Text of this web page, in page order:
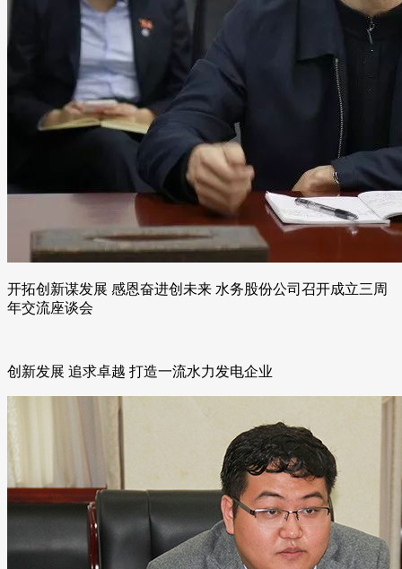
开拓创新谋发展 感恩奋进创未来 水务股份公司召开成立三周
年交流座谈会
创新发展 追求卓越 打造一流水力发电企业